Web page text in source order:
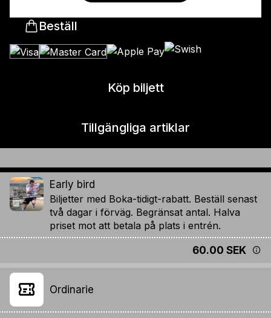
Beställ
Köp biljett
Tillgängliga artiklar
Early bird
Biljetter med Boka-tidigt-rabatt. Beställ senast
två dagar i förväg. Begränsat antal. Halva
priset mot att betala på plats i entrén.
60.00 SEK
Ordinarie